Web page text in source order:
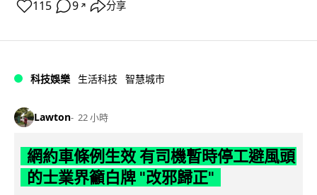
115 9 ↗ 分享
科技娛樂 生活科技 智慧城市
Lawton 22 小時
網約車條例生效 有司機暫時停工避風頭
的士業界籲白牌 "改邪歸正"